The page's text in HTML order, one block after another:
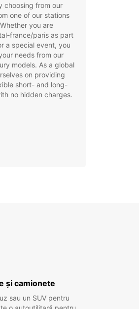
choosing from our
one of our stations
you are
france/paris as part
a special event, you
needs from our
models. As a global
on providing
short- and long-
no hidden charges.
și camionete
sau un SUV pentru